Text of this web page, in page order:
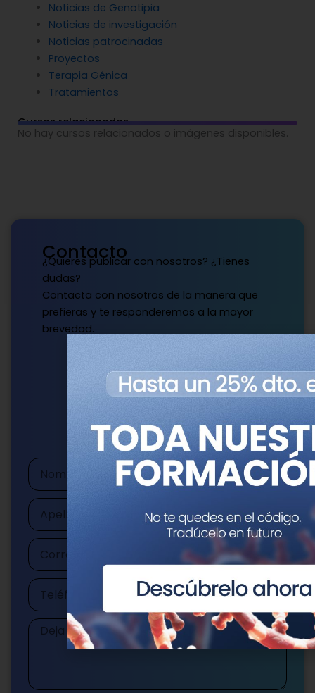
Noticias de Genotipia
Noticias de investigación
Noticias patrocinadas
Proyectos
Terapia Génica
Tratamientos
Cursos relacionados
No hay cursos relacionados o imágenes disponibles.
Contacto
¿Quieres publicar con nosotros? ¿Tienes
dudas?
Contacta con nosotros de la manera que
prefieras y te responderemos a la mayor
brevedad.
Escríbenos
Nombre
Apellidos
Correo
electrónico
Teléfono
Mensaje